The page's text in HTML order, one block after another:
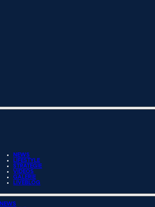
NEWS
LIFESTYLE
STRATEGIE
VIDEOS
GALERIE
LIVEBLOG
NEWS